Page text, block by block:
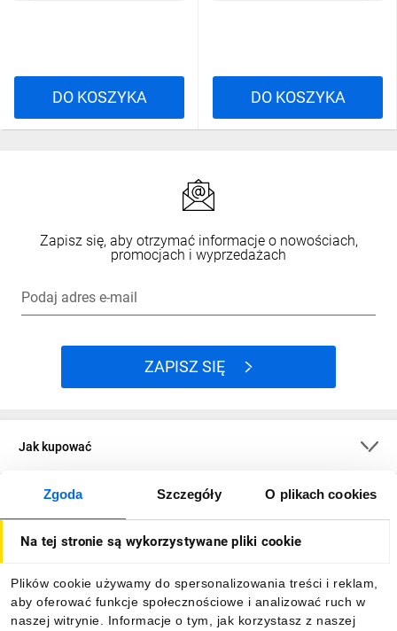
Zgoda Szczegóły O plikach cookies
Na tej stronie są wykorzystywane pliki cookie
Plików cookie używamy do spersonalizowania treści i reklam,
aby oferować funkcje społecznościowe i analizować ruch w
naszej witrynie. Informacje o tym, jak korzystasz z naszej
DO KOSZYKA DO KOSZYKA
Zapisz się, aby otrzymać informacje o nowościach,
promocjach i wyprzedażach
Podaj adres e-mail
ZAPISZ SIĘ
Jak kupować
O firmie
Informacje